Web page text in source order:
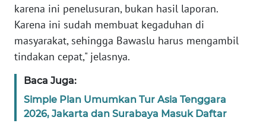
karena ini penelusuran, bukan hasil laporan.
Karena ini sudah membuat kegaduhan di
masyarakat, sehingga Bawaslu harus mengambil
tindakan cepat," jelasnya.
Baca Juga:
Simple Plan Umumkan Tur Asia Tenggara
2026, Jakarta dan Surabaya Masuk Daftar
WN
SULTENG
WN
SULBAR
WN
BABEL